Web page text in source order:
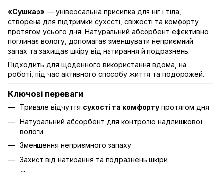
«Сушкар» — універсальна присипка для ніг і тіла,
створена для підтримки сухості, свіжості та комфорту
протягом усього дня. Натуральний абсорбент ефективно
поглинає вологу, допомагає зменшувати неприємний
запах та захищає шкіру від натирання й подразнень.
Підходить для щоденного використання вдома, на
роботі, під час активного способу життя та подорожей.
Ключові переваги
Тривале відчуття сухості та комфорту протягом дня
Натуральний абсорбент для контролю надлишкової
вологи
Зменшення неприємного запаху
Захист від натирання та подразнень шкіри